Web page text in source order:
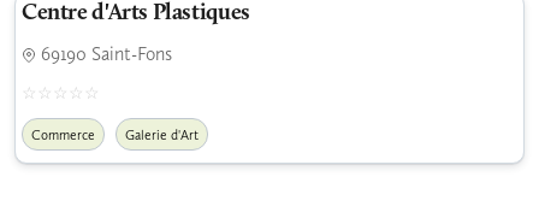
Centre d'Arts Plastiques
69190 Saint-Fons
Commerce Galerie d'Art